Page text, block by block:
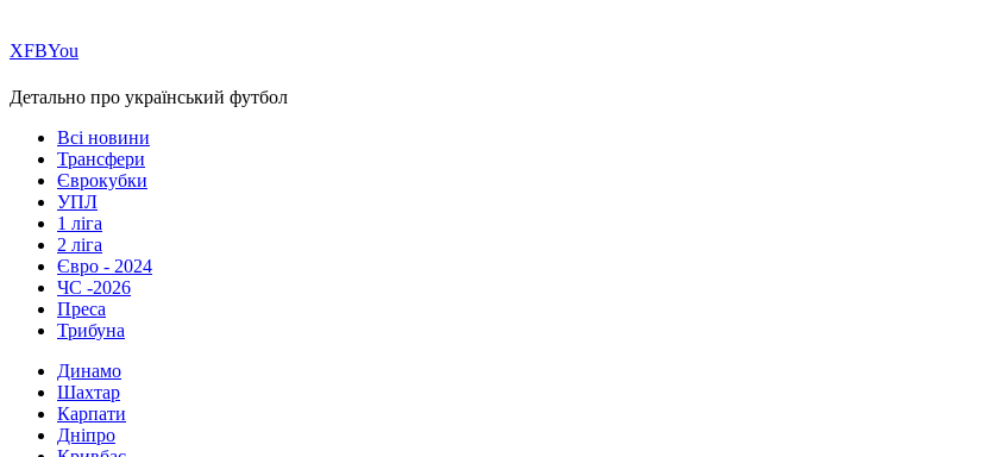
ХFBYou
Детально про український футбол
Всі новини
Трансфери
Єврокубки
УПЛ
1 ліга
2 ліга
Євро - 2024
ЧС -2026
Преса
Трибуна
Динамо
Шахтар
Карпати
Дніпро